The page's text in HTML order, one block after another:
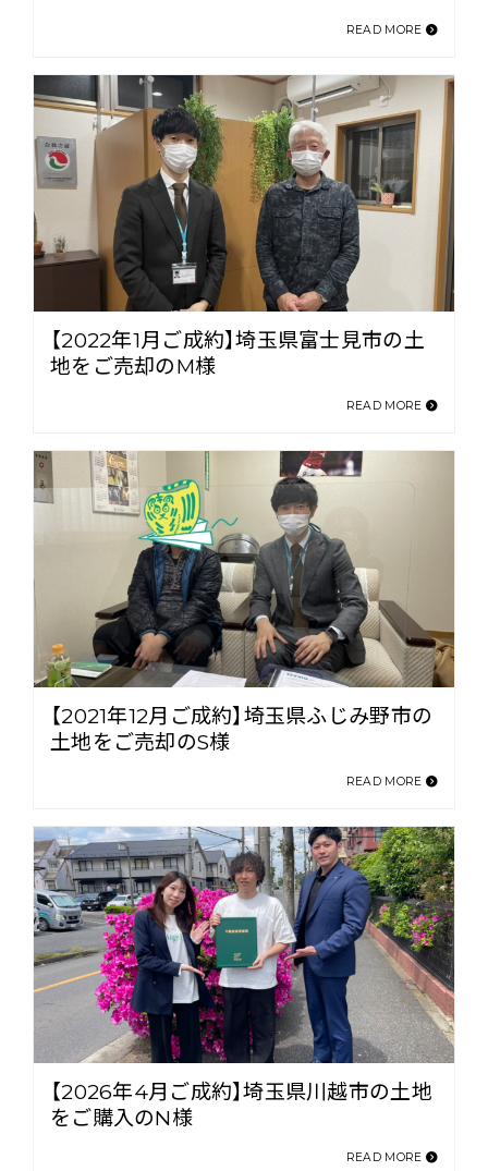
READ MORE
【2022年1月ご成約】埼玉県富士見市の土
地をご売却のM様
READ MORE
【2021年12月ご成約】埼玉県ふじみ野市の
土地をご売却のS様
READ MORE
【2026年4月ご成約】埼玉県川越市の土地
をご購入のN様
READ MORE